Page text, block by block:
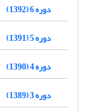
دوره 6 (1392)
دوره 5 (1391)
دوره 4 (1390)
دوره 3 (1389)